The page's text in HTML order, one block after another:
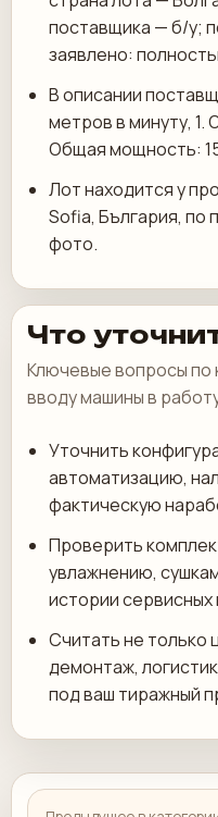
поставщика — б/у;
заявлено:
В описании
метров в минуту,
⁠Общая мощность:
Лот находится у
Sofia, България, по
фото.
Что
Ключевые вопросы по
вводу машины в
Уточнить
автоматизацию,
фактическую
Проверить
увлажнению,
истории
Считать не только
демонтаж,
под ваш тиражный